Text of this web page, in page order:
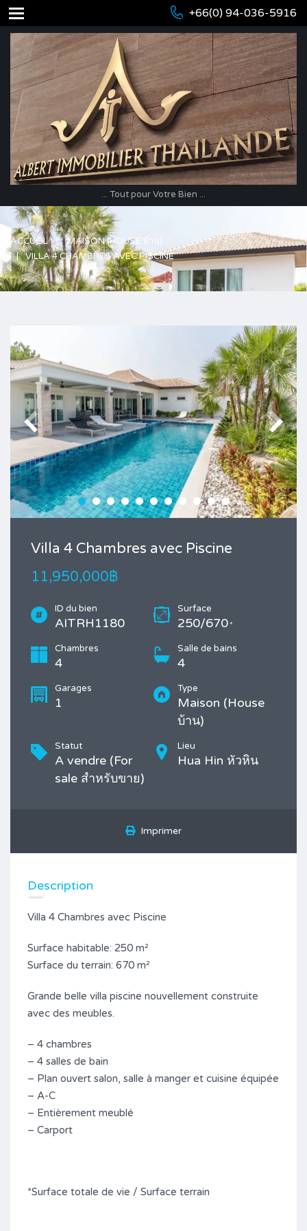
+66(0) 94-036-5916
... Tout pour Votre Bien ...
ACCUEIL
MAISON (HOUSE บ้าน)
VILLA 4 CHAMBRES AVEC PISCINE
Villa 4 Chambres avec Piscine
11,950,000฿
ID du bien
AITRH1180
Surface
250/670 *
Chambres
4
Salle de bains
4
Garages
1
Type
Maison (House
บ้าน)
Statut
A vendre (For
sale สำหรับขาย)
Lieu
Hua Hin หัวหิน
Imprimer
Description
Villa 4 Chambres avec Piscine
Surface habitable: 250 m²
Surface du terrain: 670 m²
Grande belle villa piscine nouvellement construite
avec des meubles.
– 4 chambres
– 4 salles de bain
– Plan ouvert salon, salle à manger et cuisine équipée
– A-C
– Entièrement meublé
– Carport
*Surface totale de vie / Surface terrain